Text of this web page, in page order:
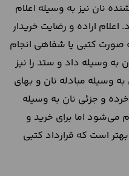
نان نیز به وسیله اعلام
اراده و رضایت خریدار
کتبی یا شفاهی انجام
به وسیله داد و ستد را نیز
وسیله مبادله نان و بهای
و جزئی نان به وسیله
می‌شود اما برای خرید و
است که قرارداد کتبی